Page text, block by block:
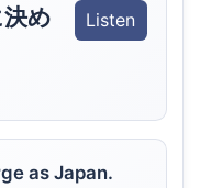
め
Listen
as Japan.